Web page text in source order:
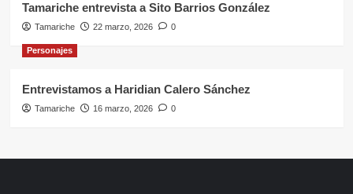
Tamariche entrevista a Sito Barrios González
Tamariche 22 marzo, 2026 0
Personajes
Entrevistamos a Haridian Calero Sánchez
Tamariche 16 marzo, 2026 0